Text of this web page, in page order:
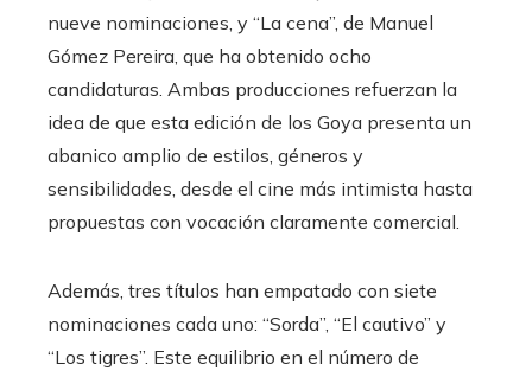
nueve nominaciones, y “La cena”, de Manuel
Gómez Pereira, que ha obtenido ocho
candidaturas. Ambas producciones refuerzan la
idea de que esta edición de los Goya presenta un
abanico amplio de estilos, géneros y
sensibilidades, desde el cine más intimista hasta
propuestas con vocación claramente comercial.
Además, tres títulos han empatado con siete
nominaciones cada uno: “Sorda”, “El cautivo” y
“Los tigres”. Este equilibrio en el número de